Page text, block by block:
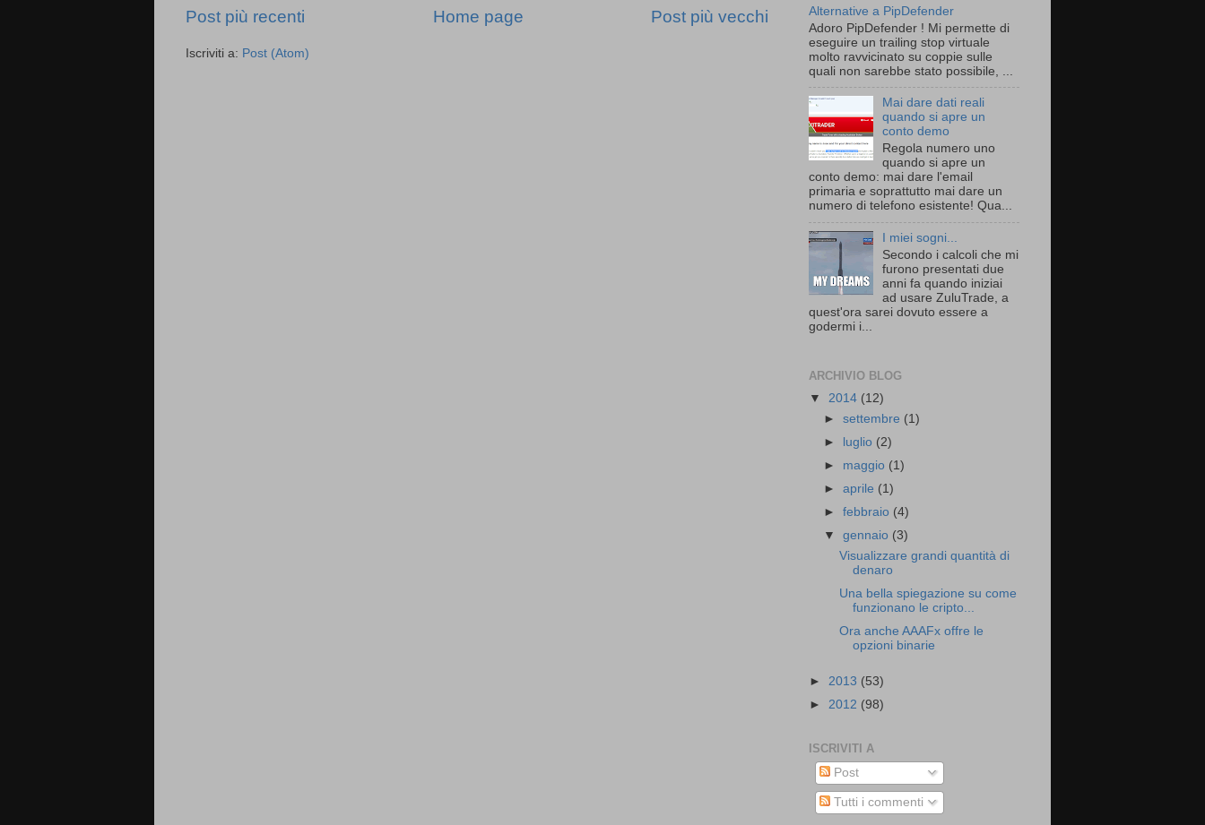
Post più recenti Post più vecchi
Home page
Iscriviti a: Post (Atom)
Alternative a PipDefender
Adoro PipDefender ! Mi permette di
eseguire un trailing stop virtuale
molto ravvicinato su coppie sulle
quali non sarebbe stato possibile, ...
Mai dare dati reali
quando si apre un
conto demo
Regola numero uno
quando si apre un
conto demo: mai dare l'email
primaria e soprattutto mai dare un
numero di telefono esistente! Qua...
I miei sogni...
Secondo i calcoli che mi
furono presentati due
anni fa quando iniziai
ad usare ZuluTrade, a
quest'ora sarei dovuto essere a
godermi i...
ARCHIVIO BLOG
▼ 2014 (12)
►settembre (1)
►
luglio (2)
► maggio (1)
►aprile (1)
►febbraio (4)
▼gennaio (3)
Visualizzare grandi quantità di
denaro
Una bella spiegazione su come
funzionano le cripto...
Ora anche AAAFx offre le
opzioni binarie
► 2013 (53)
► 2012 (98)
ISCRIVITI A
Post
Tutti i commenti